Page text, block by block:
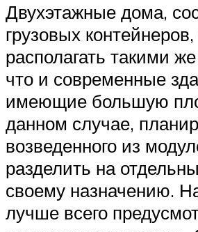
Двухэтажные дома,
грузовых
располагать такими
что и современные
имеющие большую
данном случае,
возведенного из
разделить на
своему назначению.
лучше всего